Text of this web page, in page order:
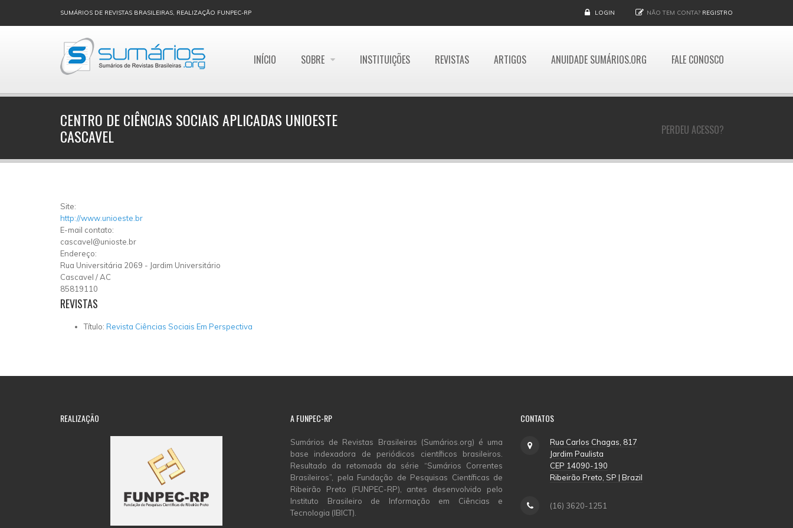
SUMÁRIOS DE REVISTAS BRASILEIRAS, REALIZAÇÃO FUNPEC-RP LOGIN NÃO TEM CONTA? REGISTRO
INÍCIO SOBRE INSTITUIÇÕES REVISTAS ARTIGOS ANUIDADE SUMÁRIOS.ORG FALE CONOSCO
PERDEU ACESSO?
CENTRO DE CIÊNCIAS SOCIAIS APLICADAS UNIOESTE
CASCAVEL
Site:
http://www.unioeste.br
E-mail contato:
cascavel@unioste.br
Endereço:
Rua Universitária 2069 - Jardim Universitário
Cascavel /AC
85819110
REVISTAS
Título: Revista Ciências Sociais Em Perspectiva
REALIZAÇÃO AFUNPEC-RP
Sumários de Revistas Brasileiras (Sumários.org) é uma
base indexadora de periódicos científicos brasileiros.
Resultado da retomada da série “Sumários Correntes
Brasileiros”, pela Fundação de Pesquisas Científicas de
Ribeirão Preto (FUNPEC-RP), antes desenvolvido pelo
Instituto Brasileiro de Informação em Ciências e
Tecnologia (IBICT).
CONTATOS
Rua Carlos Chagas, 817
Jardim Paulista
CEP 14090-190
Ribeirão Preto, SP | Brazil
(16) 3620-1251